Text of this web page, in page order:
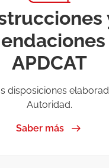
APDCAT
disposiciones
Autoridad.
Saber más